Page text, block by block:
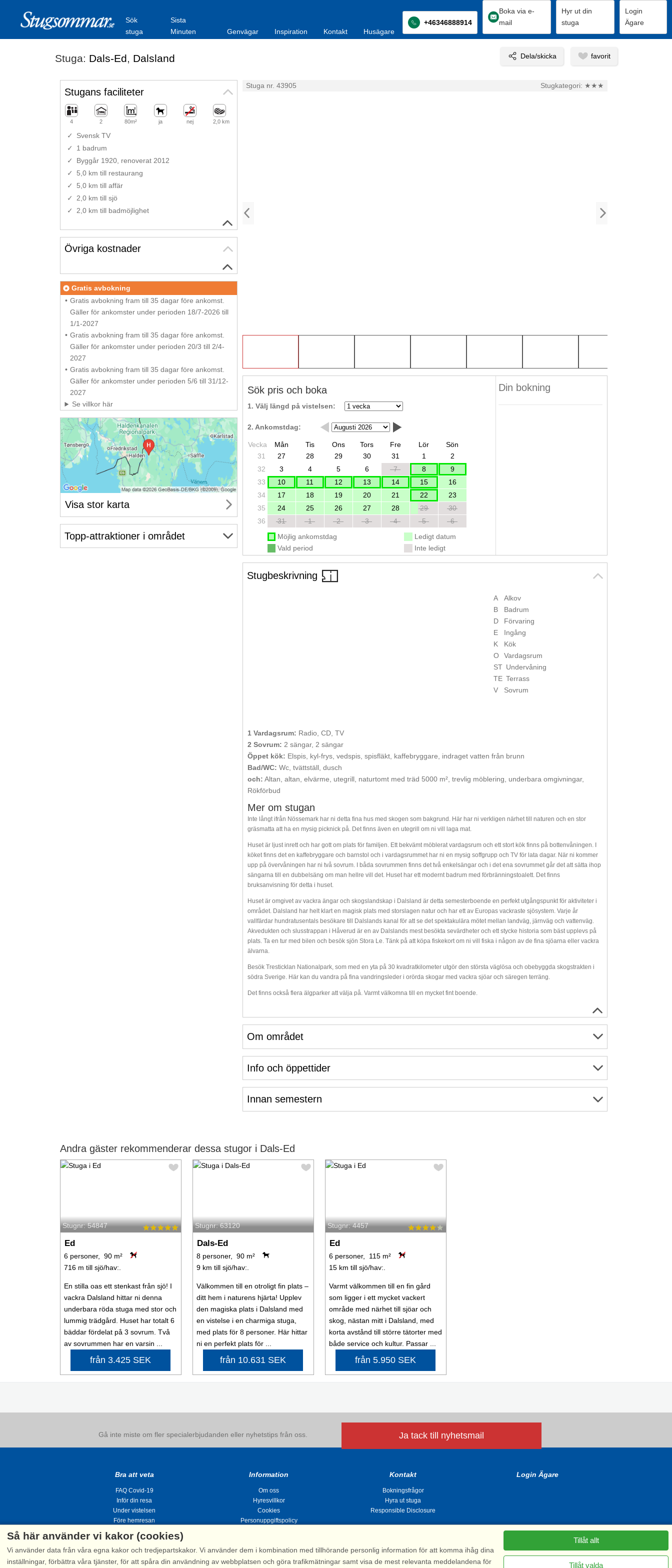
Sök
stuga
Sista
Minuten
Genvägar Inspiration Kontakt Husägare
+46346888914
Boka via e-
mail
Hyr ut din
stuga
Login
Ägare
Stuga: Dals-Ed, Dalsland
Stuga nr. 43905 Stugkategori: ★★★
Sök pris och boka
1. Välj längd på vistelsen:
2. Ankomstdag:
Vecka Mån Tis Ons Tors Fre Lör
Sön
31
27 28 29 30 31 1
2
32
3 4 5 6 7 8
9
33
10 11 12 13 14 15
16
34
17 18 19 20 21 22
23
35
24 25 26 27 28 29
30
36
31 1 2 3 4 5
6
Möjlig ankomstdag
Vald period
Ledigt datum
Inte ledigt
Din bokning
Stugbeskrivning
A
Alkov
B
Badrum
D
Förvaring
E
Ingång
K
Kök
O
Vardagsrum
ST Undervåning
TE Terrass
V
Sovrum
1 Vardagsrum: Radio, CD, TV
2 Sovrum: 2 sängar, 2 sängar
Öppet kök: Elspis, kyl-frys, vedspis, spisfläkt, kaffebryggare, indraget vatten från brunn
Bad/WC: Wc, tvättställ, dusch
och: Altan, altan, elvärme, utegrill, naturtomt med träd 5000 m², trevlig möblering, underbara omgivningar,
Rökförbud
Mer om stugan
Inte långt ifrån Nössemark har ni detta fina hus med skogen som bakgrund. Här har ni verkligen närhet till naturen och en stor
gräsmatta att ha en mysig picknick på. Det finns även en utegrill om ni vill laga mat.
Huset är ljust inrett och har gott om plats för familjen. Ett bekvämt möblerat vardagsrum och ett stort kök finns på bottenvåningen. I
köket finns det en kaffebryggare och barnstol och i vardagsrummet har ni en mysig soffgrupp och TV för lata dagar. När ni kommer
upp på övervåningen har ni två sovrum. I båda sovrummen finns det två enkelsängar och i det ena sovrummet går det att sätta ihop
sängarna till en dubbelsäng om man hellre vill det. Huset har ett modernt badrum med förbränningstoalett. Det finns
bruksanvisning för detta i huset.
Huset är omgivet av vackra ängar och skogslandskap i Dalsland är detta semesterboende en perfekt utgångspunkt för aktiviteter i
området. Dalsland har helt klart en magisk plats med storslagen natur och har ett av Europas vackraste sjösystem. Varje år
vallfärdar hundratusentals besökare till Dalslands kanal för att se det spektakulära mötet mellan landväg, järnväg och vattenväg.
Akvedukten och slusstrappan i Håverud är en av Dalslands mest besökta sevärdheter och ett stycke historia som bäst upplevs på
plats. Ta en tur med bilen och besök sjön Stora Le. Tänk på att köpa fiskekort om ni vill fiska i någon av de fina sjöarna eller vackra
älvarna.
Besök Tresticklan Nationalpark, som med en yta på 30 kvadratkilometer utgör den största väglösa och obebyggda skogstrakten i
södra Sverige. Här kan du vandra på fina vandringsleder i orörda skogar med vackra sjöar och säregen terräng.
Det finns också flera älgparker att välja på. Varmt välkomna till en mycket fint boende.
Om området
Info och öppettider
Innan semestern
Stugans faciliteter
4 2 80m² ja nej 2,0 km
Svensk TV
1 badrum
Byggår 1920, renoverat 2012
5,0 km till restaurang
5,0 km till affär
2,0 km till sjö
2,0 km till badmöjlighet
Övriga kostnader
Gratis avbokning
Gratis avbokning fram till 35 dagar före ankomst.
Gäller för ankomster under perioden 18/7-2026 till
1/1-2027
Gratis avbokning fram till 35 dagar före ankomst.
Gäller för ankomster under perioden 20/3 till 2/4-
2027
Gratis avbokning fram till 35 dagar före ankomst.
Gäller för ankomster under perioden 5/6 till 31/12-
2027
Se villkor här
Visa stor karta
Topp-attraktioner i området
Andra gäster rekommenderar dessa stugor i Dals-Ed
Stugnr: 54847
Ed
6 personer, 90 m²
716 m till sjö/hav:.
En stilla oas ett stenkast från sjö! I
vackra Dalsland hittar ni denna
underbara röda stuga med stor och
lummig trädgård. Huset har totalt 6
bäddar fördelat på 3 sovrum. Två
av sovrummen har en varsin ...
från 3.425 SEK
Stugnr: 63120
Dals-Ed
8 personer, 90 m²
9 km till sjö/hav:.
Välkommen till en otroligt fin plats –
ditt hem i naturens hjärta! Upplev
den magiska plats i Dalsland med
en vistelse i en charmiga stuga,
med plats för 8 personer. Här hittar
ni en perfekt plats för ...
från 10.631 SEK
Stugnr: 4457
Ed
6 personer, 115 m²
15 km till sjö/hav:.
Varmt välkommen till en fin gård
som ligger i ett mycket vackert
område med närhet till sjöar och
skog, nästan mitt i Dalsland, med
korta avstånd till större tätorter med
både service och kultur. Passar ...
från 5.950 SEK
Gå inte miste om fler specialerbjudanden eller nyhetstips från oss. Ja tack till nyhetsmail
Bra att veta
FAQ Covid-19
Inför din resa
Under vistelsen
Före hemresan
Information
Om oss
Hyresvillkor
Cookies
Personuppgiftspolicy
Kontakt
Bokningsfrågor
Hyra ut stuga
Responsible Disclosure
Login Ägare
Stugsommar |Kvarngatan 2, 311 32 Falkenberg | Sverige
Så här använder vi kakor (cookies)
Vi använder data från våra egna kakor och tredjepartskakor. Vi använder dem i kombination med tillhörande personlig information för att komma ihåg dina
inställningar, förbättra våra tjänster, för att spåra din användning av webbplatsen och göra trafikmätningar samt visa de mest relevanta meddelandena för
Tillåt allt
Tillåt valda